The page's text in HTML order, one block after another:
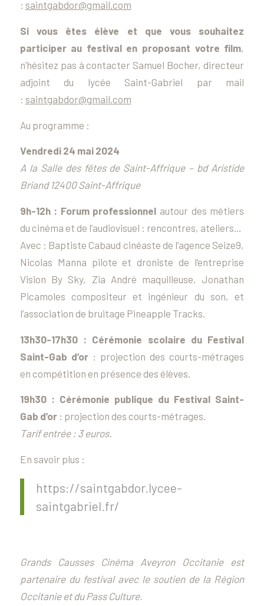
: saintgabdor@gmail.com
Si vous êtes élève et que vous souhaitez
participer au festival en proposant votre film,
n’hésitez pas à contacter Samuel Bocher, directeur
adjoint du lycée Saint-Gabriel par mail
: saintgabdor@gmail.com
Au programme :
Vendredi 24 mai 2024
A la Salle des fêtes de Saint-Affrique – bd Aristide
Briand 12400 Saint-Affrique
9h-12h : Forum professionnel autour des métiers
du cinéma et de l’audiovisuel : rencontres, ateliers…
Avec : Baptiste Cabaud cinéaste de l’agence Seize9,
Nicolas Manna pilote et droniste de l’entreprise
Vision BySky,
Zia André maquilleuse, Jonathan
Picamoles compositeur et ingénieur du son, et
l’association de bruitage Pineapple Tracks
13h30-17h30 : Cérémonie scolaire du Festival
Saint-Gab d’or: projection des courts-métrages
en compétition en présence des élèves.
19h30 : Cérémonie publique du Festival Saint-
Gab d’or: projection des courts-métrages.
Tarif entrée : 3 euros.
En savoir plus :
https://saintgabdor.lycee-
saintgabriel.fr/
Grands Causses Cinéma Aveyron Occitanie est
partenaire du festival avec le soutien de la Région
Occitanie et du Pass Culture.